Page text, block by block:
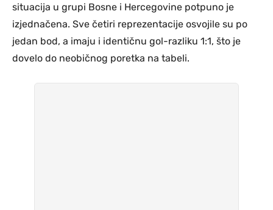
situacija u grupi Bosne i Hercegovine potpuno je
izjednačena. Sve četiri reprezentacije osvojile su po
jedan bod, a imaju i identičnu gol-razliku 1:1, što je
dovelo do neobičnog poretka na tabeli.